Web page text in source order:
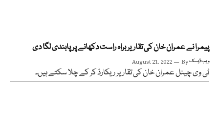
پیمرا نے عمران خان کی تقاریر براہ راست دکھانے پر پابندی لگا دی
August 21, 2022 Byویب ڈیسک
ٹی وی چینل عمران خان کی تقاریر ریکارڈ کر کے چلا سکتے ہیں۔